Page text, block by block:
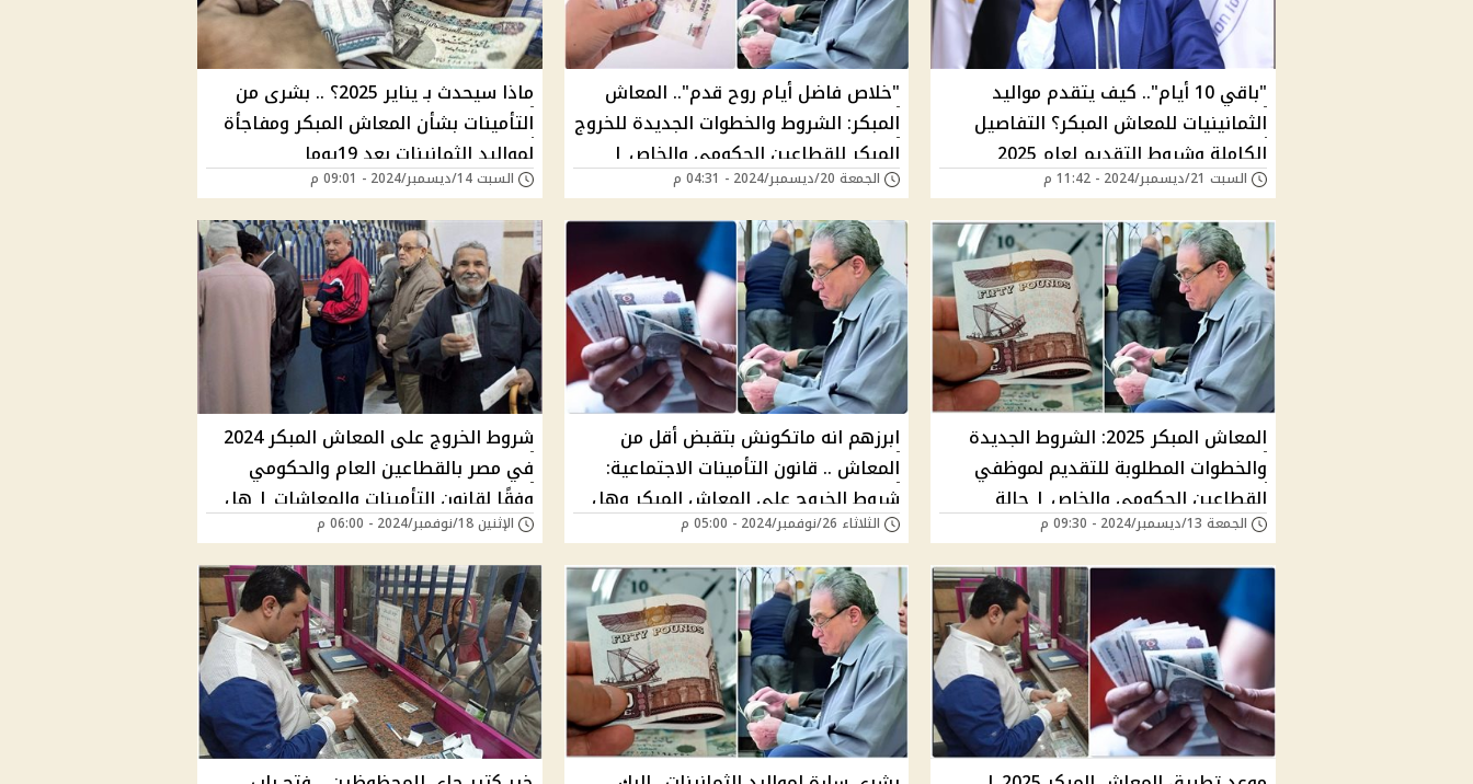
"باقي 10 أيام".. كيف يتقدم مواليد
الثمانينيات للمعاش المبكر؟ التفاصيل
الكاملة وشروط التقديم لعام 2025
السبت 21/ديسمبر/2024 - 11:42 م
"خلاص فاضل أيام روح قدم".. المعاش
المبكر: الشروط والخطوات الجديدة للخروج
المبكر للقطاعين الحكومي والخاص |
حالات الحرمان
الجمعة 20/ديسمبر/2024 - 04:31 م
ماذا سيحدث بـ يناير 2025؟ .. بشرى من
التأمينات بشأن المعاش المبكر ومفاجأة
لمواليد الثمانينات بعد 19يوما
السبت 14/ديسمبر/2024 - 09:01 م
المعاش المبكر 2025: الشروط الجديدة
والخطوات المطلوبة للتقديم لموظفي
القطاعين الحكومي والخاص | حالة
الحرمان من المعاشات؟
الجمعة 13/ديسمبر/2024 - 09:30 م
ابرزهم انه ماتكونش بتقبض أقل من
المعاش .. قانون التأمينات الاجتماعية:
شروط الخروج على المعاش المبكر وهل
يمكن العودة للعمل بعد التقاعد؟
الثلاثاء 26/نوفمبر/2024 - 05:00 م
شروط الخروج على المعاش المبكر 2024
في مصر بالقطاعين العام والحكومي
وفقًا لقانون التأمينات والمعاشات | هل
تنطبق عليك؟
الإثنين 18/نوفمبر/2024 - 06:00 م